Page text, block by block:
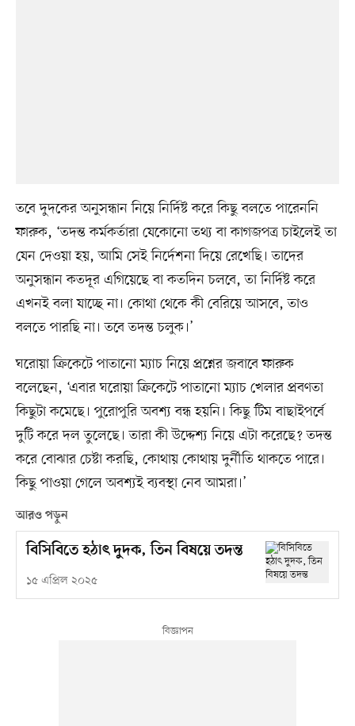
তবে দুদকের অনুসন্ধান নিয়ে নির্দিষ্ট করে কিছু বলতে পারেননি
ফারুক, ‘তদন্ত কর্মকর্তারা যেকোনো তথ্য বা কাগজপত্র চাইলেই তা
যেন দেওয়া হয়, আমি সেই নির্দেশনা দিয়ে রেখেছি। তাদের
অনুসন্ধান কতদূর এগিয়েছে বা কতদিন চলবে, তা নির্দিষ্ট করে
এখনই বলা যাচ্ছে না। কোথা থেকে কী বেরিয়ে আসবে, তাও
বলতে পারছি না। তবে তদন্ত চলুক।’
ঘরোয়া ক্রিকেটে পাতানো ম্যাচ নিয়ে প্রশ্নের জবাবে ফারুক
বলেছেন, ‘এবার ঘরোয়া ক্রিকেটে পাতানো ম্যাচ খেলার প্রবণতা
কিছুটা কমেছে। পুরোপুরি অবশ্য বন্ধ হয়নি। কিছু টিম বাছাইপর্বে
দুটি করে দল তুলেছে। তারা কী উদ্দেশ্য নিয়ে এটা করেছে? তদন্ত
করে বোঝার চেষ্টা করছি, কোথায় কোথায় দুর্নীতি থাকতে পারে।
কিছু পাওয়া গেলে অবশ্যই ব্যবস্থা নেব আমরা।’
আরও পড়ুন
বিসিবিতে হঠাৎ দুদক, তিন বিষয়ে তদন্ত
১৫ এপ্রিল ২০২৫